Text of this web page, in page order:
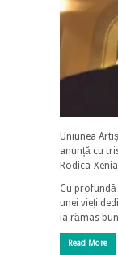
Uniunea
anunță cu
Rodica-
Cu
unei vieți
ia rămas
Read More